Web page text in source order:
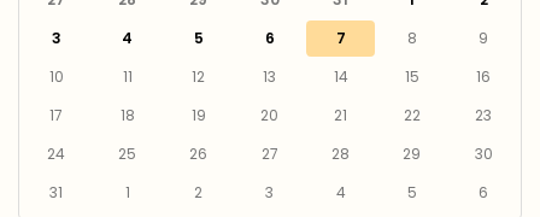
3
4 5 6 7 8
9
10
11 12 13 14 15
16
17
18 19 20 21 22
23
24
25 26 27 28 29
30
31
1 2 3 4 5 6